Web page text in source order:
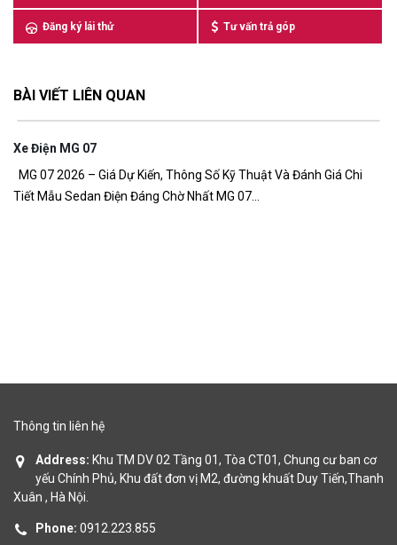
Đăng ký lái thử Tư vấn trả góp
BÀI VIẾT LIÊN QUAN
Xe Điện MG 07
MG 07 2026 – Giá Dự Kiến, Thông Số Kỹ Thuật Và Đánh Giá Chi
Tiết Mẫu Sedan Điện Đáng Chờ Nhất MG 07...
Thông tin liên hệ
Address: Khu TM DV 02 Tầng 01, Tòa CT01, Chung cư ban cơ
yếu Chính Phủ, Khu đất đơn vị M2, đường khuất Duy Tiến,Thanh
Xuân , Hà Nội.
Phone: 0912.223.855